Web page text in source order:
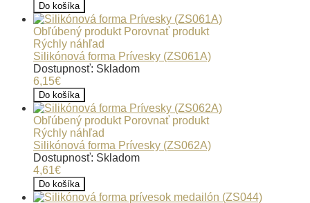
Do košíka
Obľúbený produkt Porovnať produkt
Rýchly náhľad
Silikónová forma Prívesky (ZS061A)
Dostupnosť: Skladom
6,15€
Do košíka
Obľúbený produkt Porovnať produkt
Rýchly náhľad
Silikónová forma Prívesky (ZS062A)
Dostupnosť: Skladom
4,61€
Do košíka